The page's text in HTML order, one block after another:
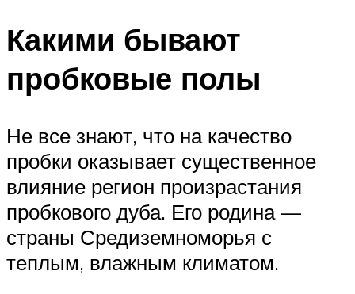
Какими бывают
пробковые полы
Не все знают, что на качество
пробки оказывает существенное
влияние регион произрастания
пробкового дуба. Его родина —
страны Средиземноморья с
теплым, влажным климатом.